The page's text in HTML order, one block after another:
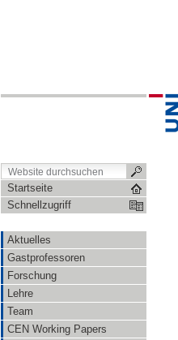
Startseite
Schnellzugriff
Aktuelles
Gastprofessoren
Forschung
Lehre
Team
CEN Working Papers